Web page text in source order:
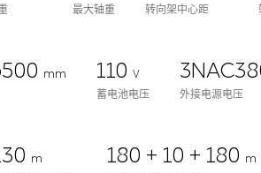
最大轴重
转向架中心距
mm
110V
蓄电池电压
外接电源电压
m
180 + 10 + 180 m